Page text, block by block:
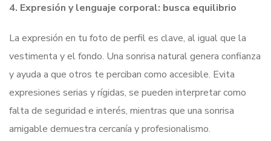
4. Expresión y lenguaje corporal: busca equilibrio
La expresión en tu foto de perfil es clave, al igual que la
vestimenta y el fondo. Una sonrisa natural genera confianza
y ayuda a que otros te perciban como accesible. Evita
expresiones serias y rígidas, se pueden interpretar como
falta de seguridad e interés, mientras que una sonrisa
amigable demuestra cercanía y profesionalismo.